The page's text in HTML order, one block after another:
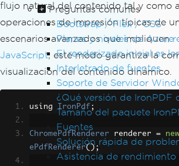
Preguntas comunes
Bootstrap / Flex / CSS
Planes y niveles de Azure
El renderizado inicial es
Interletrado de fuentes
Soporte de Servidor
¿Qué versión de IronPDF
Tamaño del paquete
Fuentes
Solución rápida de
Asistencia de rendimiento
flujo natural del contenido tal y como
operaciones de impresión típicas de
escenarios avanzados que impliquen
JavaScript, este modo garantiza la
visualización del contenido dinámico.
using IronPdf ;
ChromePdfRenderer renderer = new
ePdfRenderer();